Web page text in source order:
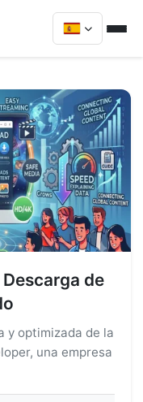
de
y optimizada de la
una empresa